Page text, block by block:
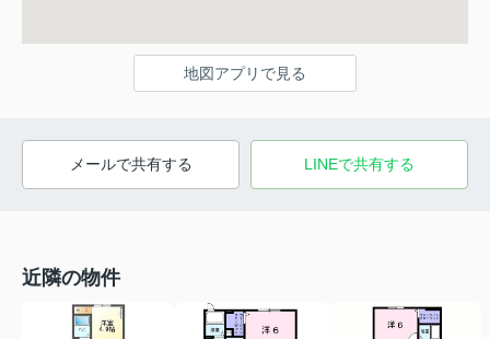
地図アプリで見る
メールで共有する LINEで共有する
近隣の物件